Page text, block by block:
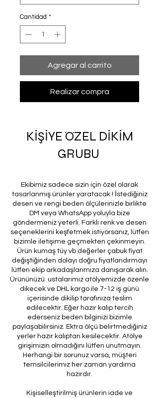
Cantidad *
Agregar al carrito
Realizar compra
KİŞİYE ÖZEL DİKİM
GRUBU
Ekibimiz sadece sizin için özel olarak
tasarlanmış ürünler yaratacak ! İstediğiniz
desen ve rengi beden ölçülerinizle birlikte
DM veya WhatsApp yoluyla bize
göndermeniz yeterli. Farklı renk ve desen
seçeneklerini keşfetmek istiyorsanız, lütfen
bizimle iletişime geçmekten çekinmeyin.
Ürün kumaş tüy vb değerler çabuk fiyat
değiştiğinden dolayı doğru fiyatlandırmayı
lütfen ekip arkadaşlarımıza danışarak alın.
Ürününüzü ustalarımız atölyemizde özenle
dikecek ve DHL kargo ile 7-12 iş günü
içerisinde dikilip tarafınıza teslim
edilecektir. Eğer hazır kalıp tercih
ederseniz beden bilginizi bizimle
paylaşabilirsiniz. Ektra ölçü belirtmediğiniz
yerler hazır kalıptan kesilecektir. Atölye
girişimizin olmadığını lütfen unutmayın.
Herhangi bir sorunuz varsa, müşteri
temsilcilerimiz her zaman yardıma
hazırdır.
Kişiselleştirilmiş ürünlerin iade ve